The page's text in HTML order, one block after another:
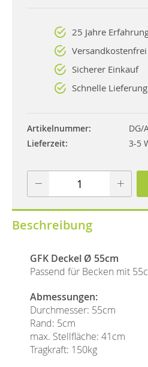
25 Jahre
Sicherer Einkauf
Schnelle Lieferung
Artikelnummer
DG/
Lieferzeit
3-5
Beschreibung
GFK Deckel Ø 55cm
Passend für Becken mit
Abmessungen:
Durchmesser: 55cm
Rand: 5cm
max. Stellfläche: 41cm
Tragkraft: 150kg